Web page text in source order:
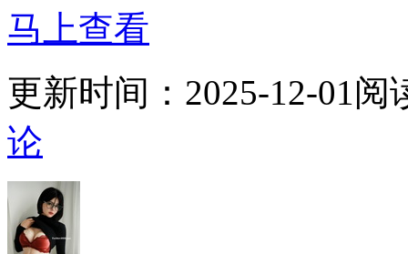
马上查看
更新时间： 2025-12-01阅
论